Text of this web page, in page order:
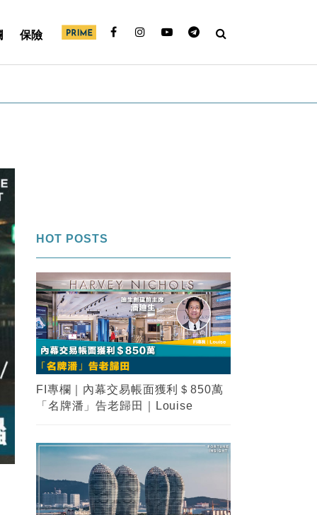
保險
HOT POSTS
FI專欄｜內幕交易帳面獲利＄850萬
「名牌潘」告老歸田｜Louise